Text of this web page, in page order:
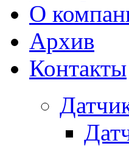
О
Архив
Контакты